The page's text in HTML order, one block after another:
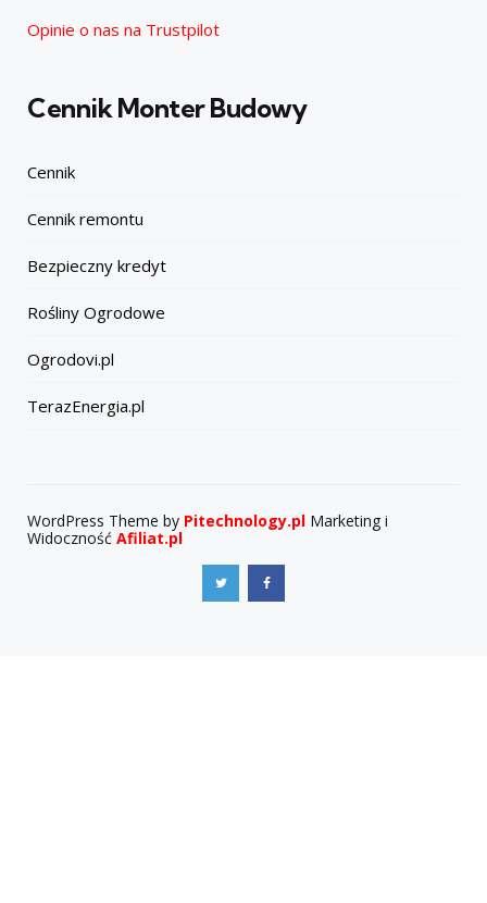
Opinie o nas na Trustpilot
Cennik Monter Budowy
Cennik
Cennik remontu
Bezpieczny kredyt
Rośliny Ogrodowe
Ogrodovi.pl
TerazEnergia.pl
WordPress Theme by Pitechnology.pl Marketing i
Widoczność Afiliat.pl